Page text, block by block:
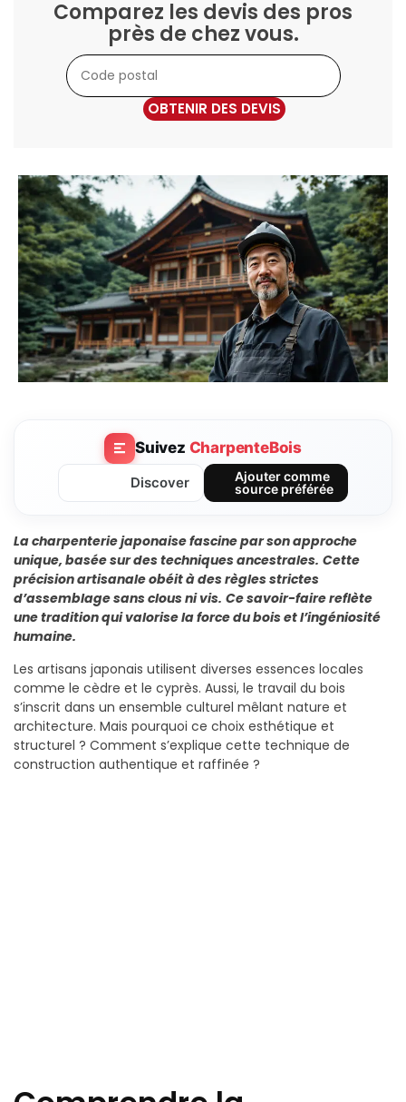
Comparez les devis des pros
près de chez vous.
OBTENIR DES DEVIS
Suivez CharpenteBois
Discover
Ajouter comme
source préférée
La charpenterie japonaise fascine par son approche
unique, basée sur des techniques ancestrales. Cette
précision artisanale obéit à des règles strictes
d’assemblage sans clous ni vis. Ce savoir-faire reflète
une tradition qui valorise la force du bois et l’ingéniosité
humaine.
Les artisans japonais utilisent diverses essences locales
comme le cèdre et le cyprès. Aussi, le travail du bois
s’inscrit dans un ensemble culturel mêlant nature et
architecture. Mais pourquoi ce choix esthétique et
structurel ? Comment s’explique cette technique de
construction authentique et raffinée ?